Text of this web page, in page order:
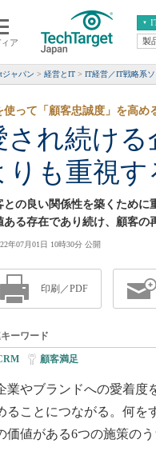
ィア
ド
ートモバイル
ワーク
テム運用管理
エンタ
ERP
CX
情報系
製
ジャパン 経営とIT IT経営／IT戦略系
され続ける
りも重視す
使って「顧客忠誠度」を高め
との良い関係性を築くために
ある存在であり続け、顧客の
年07月01日 10時30分 公開
印刷／PDF
ーワード
顧客満足
やブランドへの愛着度
ることにつながる。何を
価値がある6つの施策の